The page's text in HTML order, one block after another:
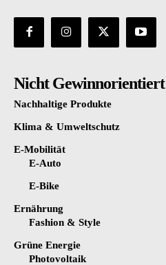
Nicht Gewinnorientiert
Nachhaltige Produkte
Klima & Umweltschutz
E-Mobilität
E-Auto
E-Bike
Ernährung
Fashion & Style
Grüne Energie
Photovoltaik